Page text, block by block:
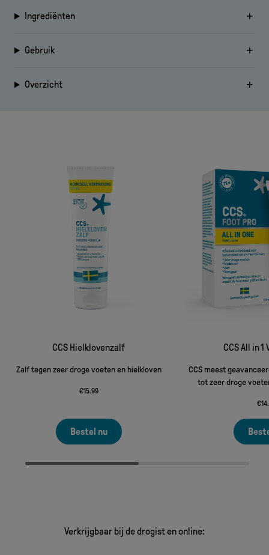
Ingrediënten
Gebruik
Overzicht
CCS Hielklovenzalf
Zalf tegen zeer droge voeten en hielkloven
€15.99
Bestel nu
CCS All in
CCS meest
tot zeer droge
€
Verkrijgbaar bij de drogist en online: